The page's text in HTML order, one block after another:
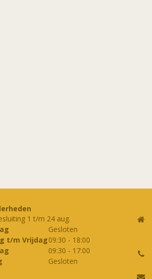
1 t/m 24 aug.
Gesloten
t/m Vrijdag09:30 - 18:00
09:30 - 17:00
Gesloten